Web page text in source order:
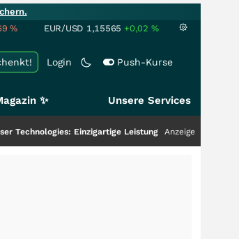
% EUR/USD 1,15565 +0,02 %
Login Push-Kurse
✨ Unsere Services
Einzigartige Leistung zieht die Top-Dogs an!
Anzeige